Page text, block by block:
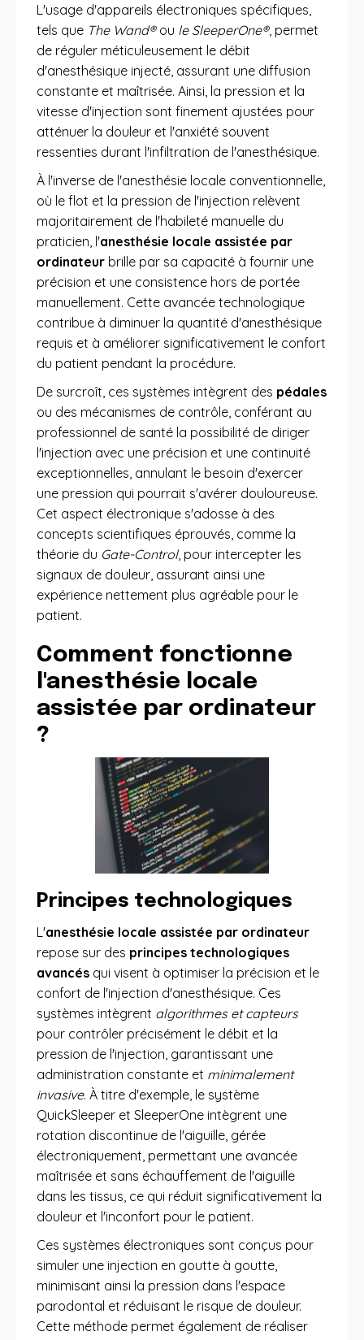
L'usage d'appareils électroniques spécifiques,
tels que The Wand®ou le SleeperOne®, permet
de réguler méticuleusement le débit
d'anesthésique injecté, assurant une diffusion
constante et maîtrisée. Ainsi, la pression et la
vitesse d'injection sont finement ajustées pour
atténuer la douleur et l'anxiété souvent
ressenties durant l'infiltration de l'anesthésique.
À l'inverse de l'anesthésie locale conventionnelle,
où le flot et la pression de l'injection relèvent
majoritairement de l'habileté manuelle du
praticien, l'anesthésie locale assistée par
ordinateur brille par sa capacité à fournir une
précision et une consistence hors de portée
manuellement. Cette avancée technologique
contribue à diminuer la quantité d'anesthésique
requis et à améliorer significativement le confort
du patient pendant la procédure.
De surcroît, ces systèmes intègrent des pédales
ou des mécanismes de contrôle, conférant au
professionnel de santé la possibilité de diriger
l'injection avec une précision et une continuité
exceptionnelles, annulant le besoin d'exercer
une pression qui pourrait s'avérer douloureuse.
Cet aspect électronique s'adosse à des
concepts scientifiques éprouvés, comme la
théorie du Gate-Control, pour intercepter les
signaux de douleur, assurant ainsi une
expérience nettement plus agréable pour le
patient.
Comment fonctionne
l'anesthésie locale
assistée par ordinateur
?
Principes technologiques
L'anesthésie locale assistée par ordinateur
repose sur des principes technologiques
avancés qui visent à optimiser la précision et le
confort de l'injection d'anesthésique. Ces
systèmes intègrent algorithmes et capteurs
pour contrôler précisément le débit et la
pression de l'injection, garantissant une
administration constante et minimalement
invasive. À titre d'exemple, le système
QuickSleeper et SleeperOne intègrent une
rotation discontinue de l'aiguille, gérée
électroniquement, permettant une avancée
maîtrisée et sans échauffement de l'aiguille
dans les tissus, ce qui réduit significativement la
douleur et l'inconfort pour le patient.
Ces systèmes électroniques sont conçus pour
simuler une injection en goutte à goutte,
minimisant ainsi la pression dans l'espace
parodontal et réduisant le risque de douleur.
Cette méthode permet également de réaliser